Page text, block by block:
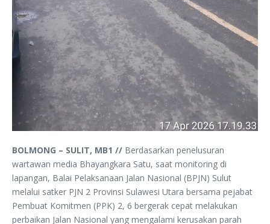
BOLMONG – SULIT, MB1 // Berdasarkan penelusuran
wartawan media Bhayangkara Satu, saat monitoring di
lapangan, Balai Pelaksanaan Jalan Nasional (BPJN) Sulut
melalui satker PJN 2 Provinsi Sulawesi Utara bersama pejabat
Pembuat Komitmen (PPK) 2, 6 bergerak cepat melakukan
perbaikan Jalan Nasional yang mengalami kerusakan parah